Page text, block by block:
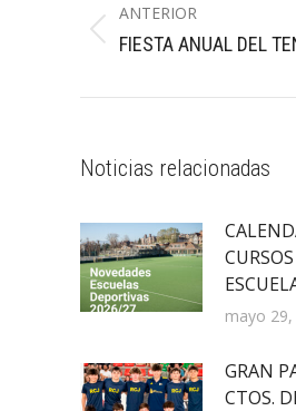
entre
ANTERIOR
Publicación
FIESTA ANUAL DEL
Noticias relacionadas
mayo 29,
GRAN
CTOS.